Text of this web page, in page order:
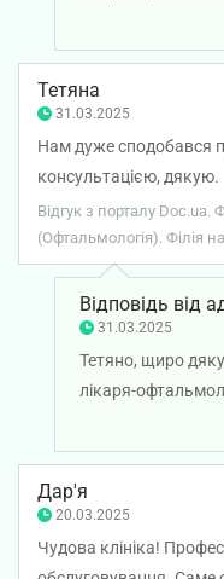
чути, що ви
та уважність
Тетяна
31.03.2025
Нам дуже сподобався
консультацією, дякую.
Відгук з порталу
(Офтальмологія). Філія
Відповідь від
31.03.2025
Тетяно, щиро
лікаря-
Дар'я
20.03.2025
Чудова клініка!